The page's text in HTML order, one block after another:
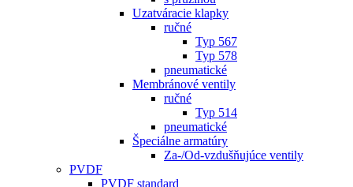
Uzatváracie klapky
ručné
Typ 567
Typ 578
pneumatické
Membránové ventily
ručné
Typ 514
pneumatické
Špeciálne armatúry
Za-/Od-vzdušňujúce ventily
PVDF
PVDF standard